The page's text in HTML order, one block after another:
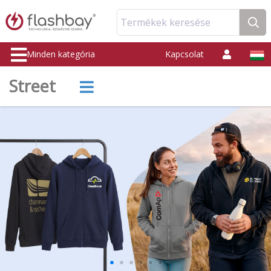
Termékek keresése
Minden kategória Kapcsolat
Street